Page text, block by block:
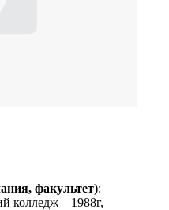
факультет):
колледж – 1988г,